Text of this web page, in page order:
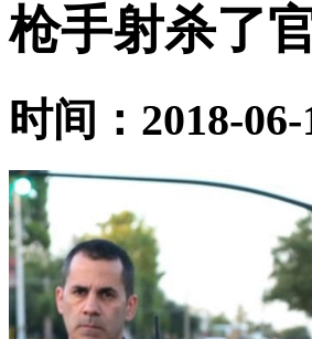
枪手射杀了
时间：2018-06-